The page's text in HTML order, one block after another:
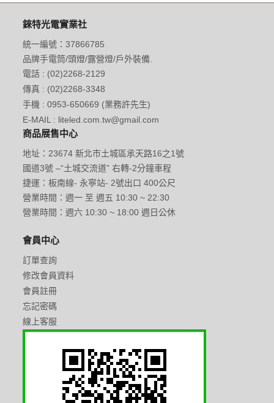
錸特光電實業社
統一編號：37866785
品牌手電筒/頭燈/露營燈/戶外裝備.
電話 : (02)2268-2129
傳真 : (02)2268-3348
手機 : 0953-650669 (業務許先生)
E-MAIL : liteled.com.tw@gmail.com
商品展售中心
地址：23674 新北市土城區承天路16之1號
國道3號 –“土城交流道” 右轉-2分鐘車程
捷運：板南線- 永寧站- 2號出口 400公尺
營業時間：週一 至 週五 10:30 ~ 22:30
營業時間：週六 10:30 ~ 18:00 週日公休
會員中心
訂單查詢
修改會員資料
會員註冊
忘記密碼
線上客服